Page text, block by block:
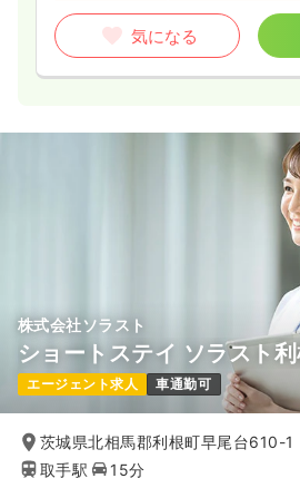
気になる
株式会社ソラスト
ショートステイ ソラスト
エージェント求人 車通勤可
茨城県北相馬郡利根町早尾台610-1
取手駅
15分